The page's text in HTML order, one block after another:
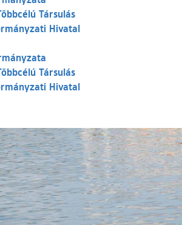
Társulás
Hivatal
Társulás
Hivatal